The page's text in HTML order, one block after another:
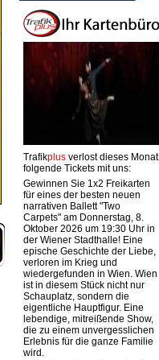
Trafikplusverlost dieses Monat
folgende Tickets mit uns:
Gewinnen Sie 1x2 Freikarten
für eines der besten neuen
narrativen Ballett "Two
Carpets" am Donnerstag, 8.
Oktober 2026 um 19:30 Uhr in
der Wiener Stadthalle! Eine
epische Geschichte der Liebe,
verloren im Krieg und
wiedergefunden in Wien. Wien
ist in diesem Stück nicht nur
Schauplatz, sondern die
eigentliche Hauptfigur. Eine
lebendige, mitreißende Show,
die zu einem unvergesslichen
Erlebnis für die ganze Familie
wird.